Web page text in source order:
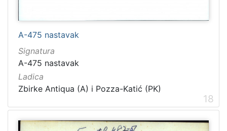
A-475 nastavak
Signatura
A-475 nastavak
Ladica
Zbirke Antiqua (A) i Pozza-Katić (PK)
18